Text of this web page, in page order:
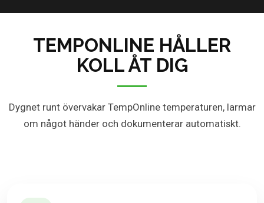
TEMPONLINE HÅLLER
KOLL ÅT DIG
Dygnet runt övervakar TempOnline temperaturen, larmar
om något händer och dokumenterar automatiskt.